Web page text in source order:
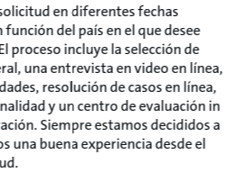
en diferentes fechas
del país en el que desee
proceso incluye la selección de
una entrevista en video en línea,
resolución de casos en línea,
y un centro de evaluación in
Siempre estamos decididos a
una buena experiencia desde el